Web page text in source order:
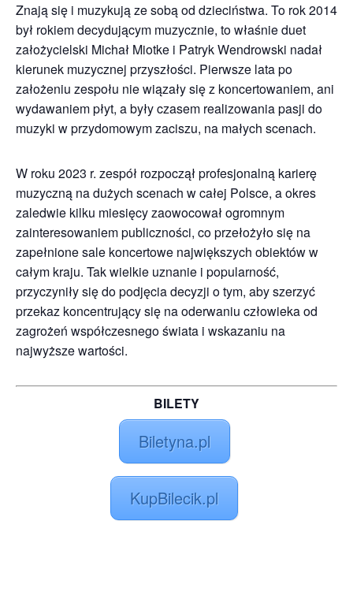
Znają się i muzykują ze sobą od dzieciństwa. To rok 2014
był rokiem decydującym muzycznie, to właśnie duet
założycielski Michał Miotke i Patryk Wendrowski nadał
kierunek muzycznej przyszłości. Pierwsze lata po
założeniu zespołu nie wiązały się z koncertowaniem, ani
wydawaniem płyt, a były czasem realizowania pasji do
muzyki w przydomowym zaciszu, na małych scenach.
W roku 2023 r. zespół rozpoczął profesjonalną karierę
muzyczną na dużych scenach w całej Polsce, a okres
zaledwie kilku miesięcy zaowocował ogromnym
zainteresowaniem publiczności, co przełożyło się na
zapełnione sale koncertowe największych obiektów w
całym kraju. Tak wielkie uznanie i popularność,
przyczyniły się do podjęcia decyzji o tym, aby szerzyć
przekaz koncentrujący się na oderwaniu człowieka od
zagrożeń współczesnego świata i wskazaniu na
najwyższe wartości.
BILETY
Biletyna.pl
KupBilecik.pl